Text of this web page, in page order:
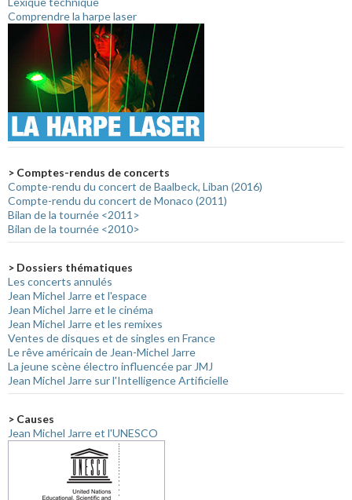
Comprendre la harpe laser
> Comptes-rendus de concerts
Compte-rendu du concert de Baalbeck, Liban (2016)
Compte-rendu du concert de Monaco (2011)
Bilan de la tournée <2011>
Bilan de la tournée <2010>
> Dossiers thématiques
Les concerts annulés
Jean Michel Jarre et l'espace
Jean Michel Jarre et le cinéma
Jean Michel Jarre et les remixes
Ventes de disques et de singles en France
Le rêve américain de Jean-Michel Jarre
La jeune scène électro influencée par JMJ
Jean Michel Jarre sur l'Intelligence Artificielle
> Causes
Jean Michel Jarre et l'UNESCO